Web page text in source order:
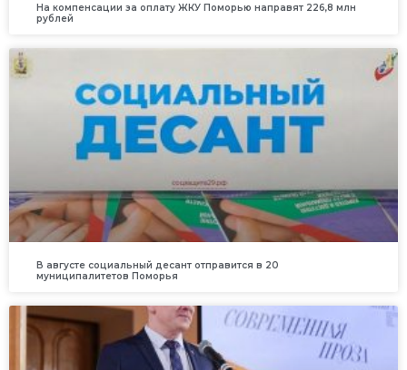
На компенсации за оплату ЖКУ Поморью направят 226,8 млн
рублей
В августе социальный десант отправится в 20
муниципалитетов Поморья